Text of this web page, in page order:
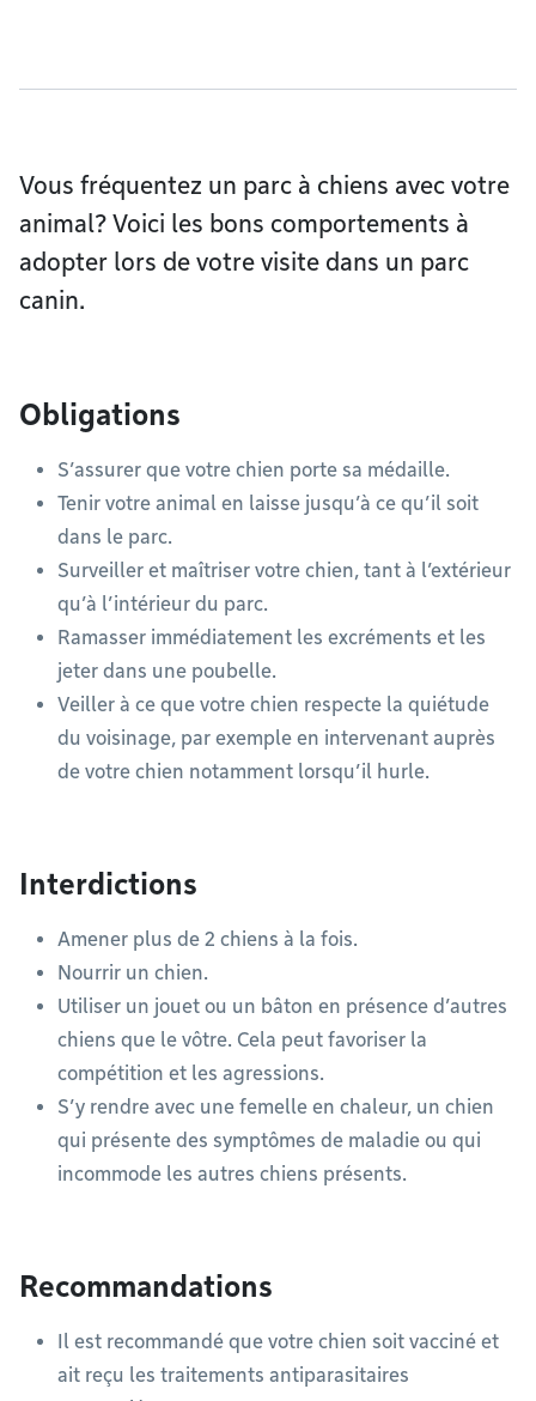
Vous fréquentez un parc à chiens avec votre
animal? Voici les bons comportements à
adopter lors de votre visite dans un parc
canin.
Obligations
S’assurer que votre chien porte sa médaille.
Tenir votre animal en laisse jusqu’à ce qu’il soit
dans le parc.
Surveiller et maîtriser votre chien, tant à l’extérieur
qu’à l’intérieur du parc.
Ramasser immédiatement les excréments et les
jeter dans une poubelle.
Veiller à ce que votre chien respecte la quiétude
du voisinage, par exemple en intervenant auprès
de votre chien notamment lorsqu’il hurle.
Interdictions
Amener plus de 2 chiens à la fois.
Nourrir un chien.
Utiliser un jouet ou un bâton en présence d’autres
chiens que le vôtre. Cela peut favoriser la
compétition et les agressions.
S’y rendre avec une femelle en chaleur, un chien
qui présente des symptômes de maladie ou qui
incommode les autres chiens présents.
Recommandations
Il est recommandé que votre chien soit vacciné et
ait reçu les traitements antiparasitaires